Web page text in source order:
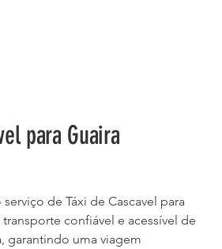
para Guaira
de Táxi de Cascavel para
confiável e acessível de
garantindo uma viagem